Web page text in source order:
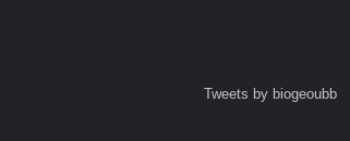
Tweets by biogeoubb